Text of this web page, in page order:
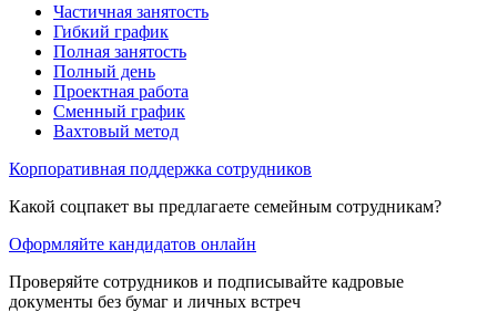
Частичная занятость
Гибкий график
Полная занятость
Полный день
Проектная работа
Сменный график
Вахтовый метод
Корпоративная поддержка сотрудников
Какой соцпакет вы предлагаете семейным сотрудникам?
Оформляйте кандидатов онлайн
Проверяйте сотрудников и подписывайте кадровые
документы без бумаг и личных встреч